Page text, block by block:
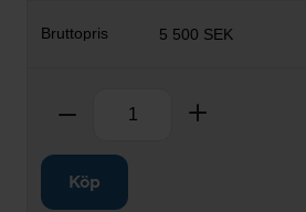
5 500 SEK
Ta bort
Köp